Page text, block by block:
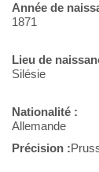
Année de
1871
Lieu de
Silésie
Nationalité :
Allemande
Précision :